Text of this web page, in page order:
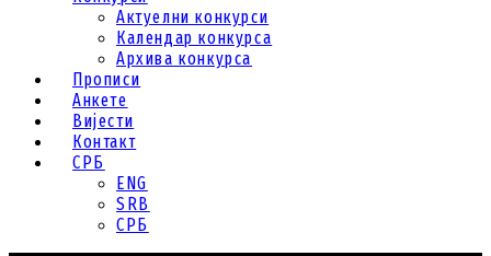
Актуелни конкурси
Календар конкурса
Архива конкурса
Прописи
Анкете
Вијести
Контакт
СРБ
ENG
SRB
СРБ